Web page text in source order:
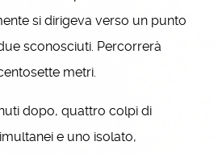
si dirigeva verso un punto
sconosciuti. Percorrerà
metri.
dopo, quattro colpi di
e uno isolato,